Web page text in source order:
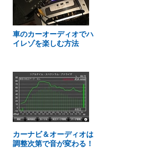
車のカーオーディオでハ
イレゾを楽しむ方法
カーナビ＆オーディオは
調整次第で音が変わる！